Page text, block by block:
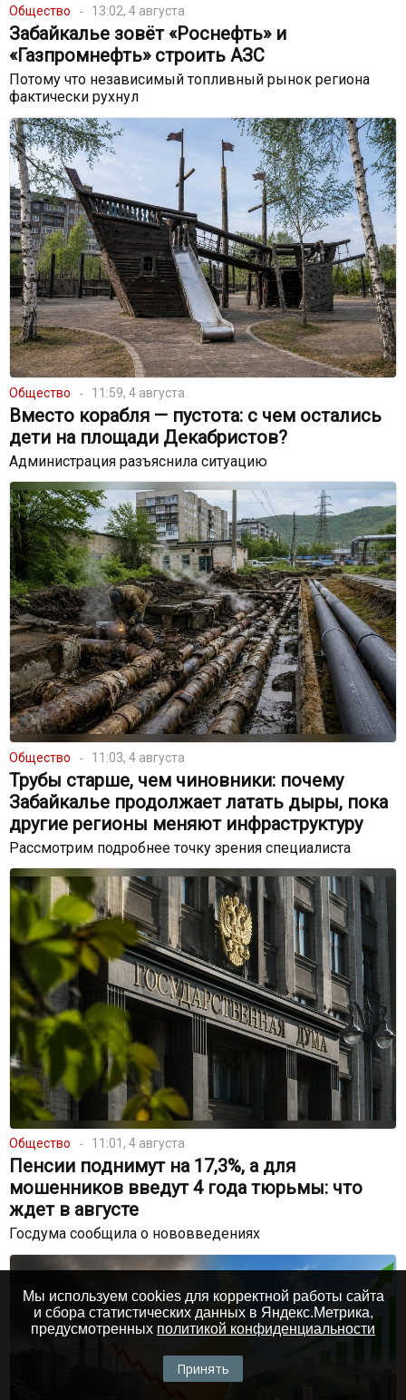
Общество 13:02, 4 августа
Забайкалье зовёт «Роснефть» и
«Газпромнефть» строить АЗС
Потому что независимый топливный рынок региона
фактически рухнул
Общество 11:59, 4 августа
Вместо корабля — пустота: с чем остались
дети на площади Декабристов?
Администрация разъяснила ситуацию
Общество 11:03, 4 августа
Трубы старше, чем чиновники: почему
Забайкалье продолжает латать дыры, пока
другие регионы меняют инфраструктуру
Рассмотрим подробнее точку зрения специалиста
Общество 11:01, 4 августа
Пенсии поднимут на 17,3%, а для
мошенников введут 4 года тюрьмы: что
ждет в августе
Госдума сообщила о нововведениях
Мы используем cookies для корректной работы сайта
и сбора статистических данных в Яндекс.Метрика,
предусмотренных политикой конфиденциальности
Принять